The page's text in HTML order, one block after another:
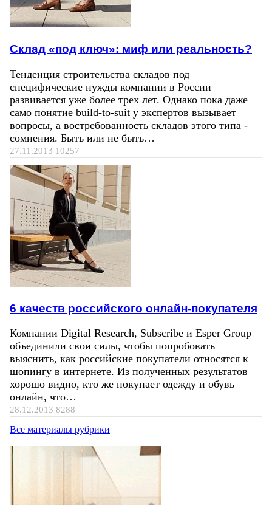
Склад «под ключ»: миф или реальность?
Тенденция строительства складов под
специфические нужды компании в России
развивается уже более трех лет. Однако пока даже
само понятие build-to-suit у экспертов вызывает
вопросы, а востребованность складов этого типа -
сомнения. Быть или не быть…
27.11.2013 10257
6 качеств российского онлайн-покупателя
Компании Digital Research, Subscribe и Esper Group
объединили свои силы, чтобы попробовать
выяснить, как российские покупатели относятся к
шопингу в интернете. Из полученных результатов
хорошо видно, кто же покупает одежду и обувь
онлайн, что…
28.12.2013 8288
Все материалы рубрики